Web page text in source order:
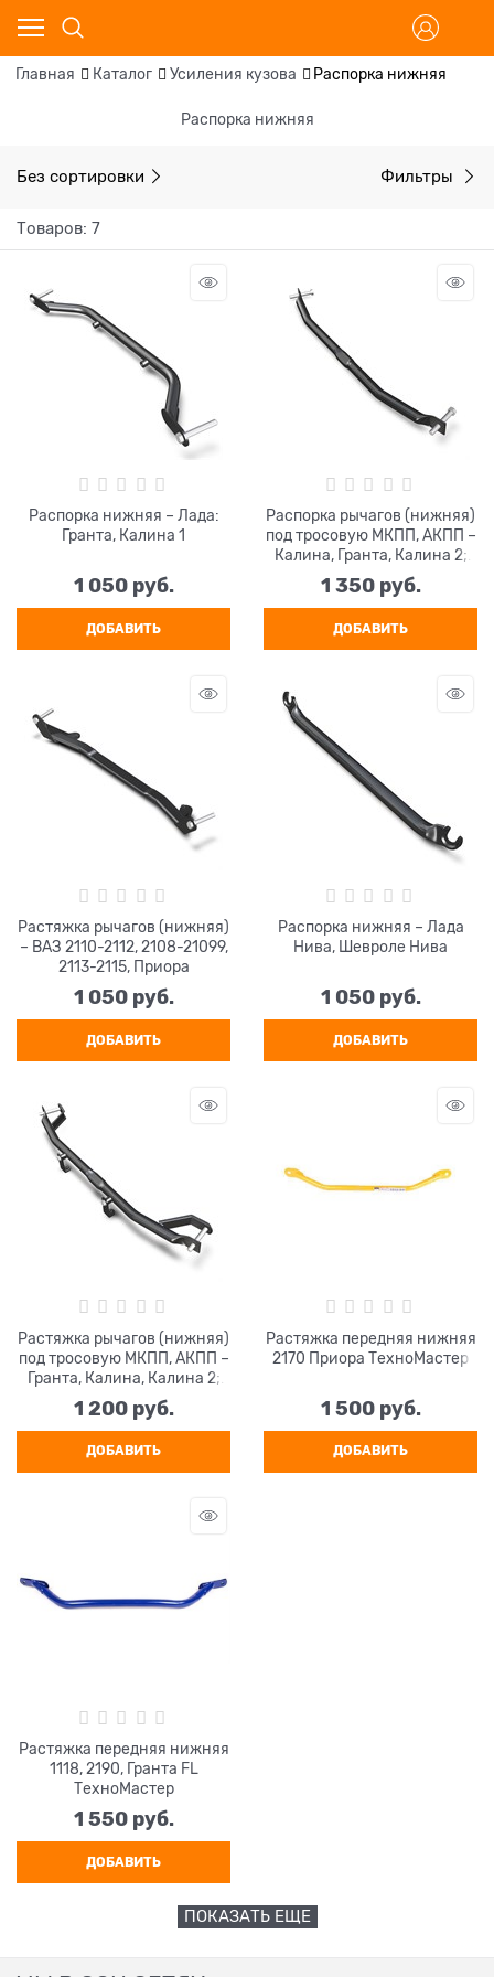
Главная Каталог Усиления кузова Распорка нижняя
Распорка нижняя
Без сортировки Фильтры
Товаров: 7
Распорка нижняя – Лада:
Гранта, Калина 1
1 050 руб.
ДОБАВИТЬ
Распорка рычагов (нижняя)
под тросовую МКПП, АКПП –
Калина, Гранта, Калина 2;
Datsun
1 350 руб.
ДОБАВИТЬ
Растяжка рычагов (нижняя)
– ВАЗ 2110-2112, 2108-21099,
2113-2115, Приора
1 050 руб.
ДОБАВИТЬ
Распорка нижняя – Лада
Нива, Шевроле Нива
1 050 руб.
ДОБАВИТЬ
Растяжка рычагов (нижняя)
под тросовую МКПП, АКПП –
Гранта, Калина, Калина 2;
Datsun
1 200 руб.
ДОБАВИТЬ
Растяжка передняя нижняя
2170 Приора ТехноМастер
1 500 руб.
ДОБАВИТЬ
Растяжка передняя нижняя
1118, 2190, Гранта FL
ТехноМастер
1 550 руб.
ДОБАВИТЬ
ПОКАЗАТЬ ЕЩЕ